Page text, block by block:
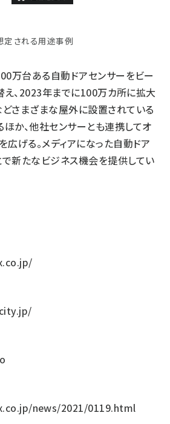
定される用途事例
万台ある自動ドアセンサーをビー
え、2023年までに100万カ所に拡大
さまざまな屋外に設置されている
か、他社センサーとも連携してオ
広げる。メディアになった自動ドア
新たなビジネス機会を提供してい
news/2021/0119.html